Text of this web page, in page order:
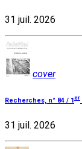
31 juil. 2026
cover
Recherches, n° 84 / 1er
31 juil. 2026